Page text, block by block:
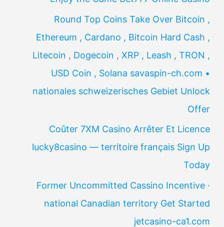
Round Top Coins Take Over Bitcoin ,
Ethereum , Cardano , Bitcoin Hard Cash ,
Litecoin , Dogecoin , XRP , Leash , TRON ,
USD Coin , Solana savaspin-ch.com •
nationales schweizerisches Gebiet Unlock
Offer
Coûter 7XM Casino Arrêter Et Licence
lucky8casino — territoire français Sign Up
Today
Former Uncommitted Cassino Incentive ·
national Canadian territory Get Started
jetcasino-ca1.com